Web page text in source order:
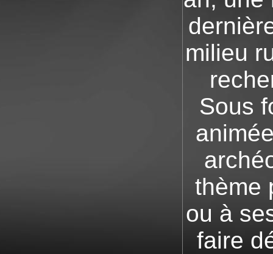
milieu
Sous
thème
ou à
faire